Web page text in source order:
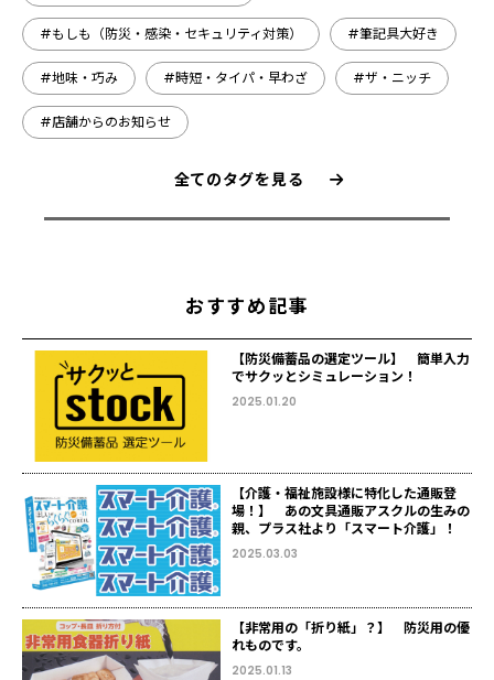
#もしも（防災・感染・セキュリティ対策） #筆記具大好き
#地味・巧み #時短・タイパ・早わざ #ザ・ニッチ
#店舗からのお知らせ
全てのタグを見る
おすすめ記事
【防災備蓄品の選定ツール】 簡単入力
でサクッとシミュレーション！
2025.01.20
【介護・福祉施設様に特化した通販登
場！】 あの文具通販アスクルの生みの
親、プラス社より「スマート介護」！
2025.03.03
【非常用の「折り紙」？】 防災用の優
れものです。
2025.01.13